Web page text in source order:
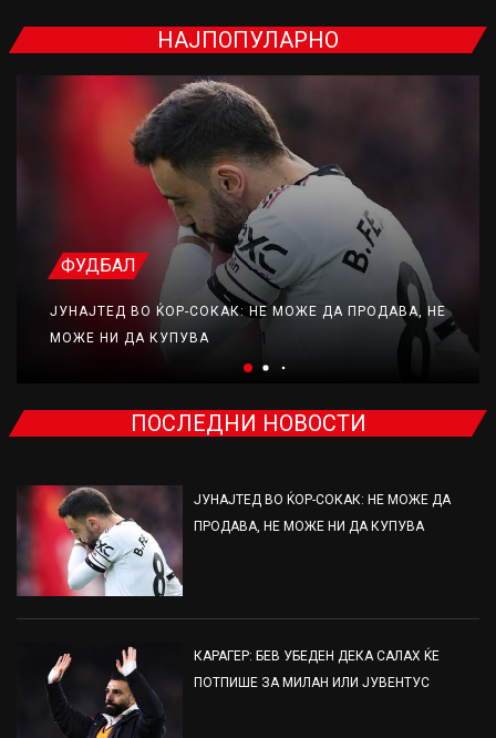
НАЈПОПУЛАРНО
ФУДБАЛ
ЈУНАЈТЕД ВО ЌОР-СОКАК: НЕ МОЖЕ ДА ПРОДАВА, НЕ
МОЖЕ НИ ДА КУПУВА
ПОСЛЕДНИ НОВОСТИ
ЈУНАЈТЕД ВО ЌОР-СОКАК: НЕ МОЖЕ ДА
ПРОДАВА, НЕ МОЖЕ НИ ДА КУПУВА
КАРАГЕР: БЕВ УБЕДЕН ДЕКА САЛАХ ЌЕ
ПОТПИШЕ ЗА МИЛАН ИЛИ ЈУВЕНТУС